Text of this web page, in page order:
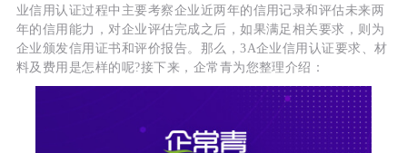
业信用认证过程中主要考察企业近两年的信用记录和评估未来两
年的信用能力，对企业评估完成之后，如果满足相关要求，则为
企业颁发信用证书和评价报告。那么，3A企业信用认证要求、材
料及费用是怎样的呢?接下来，企常青为您整理介绍：